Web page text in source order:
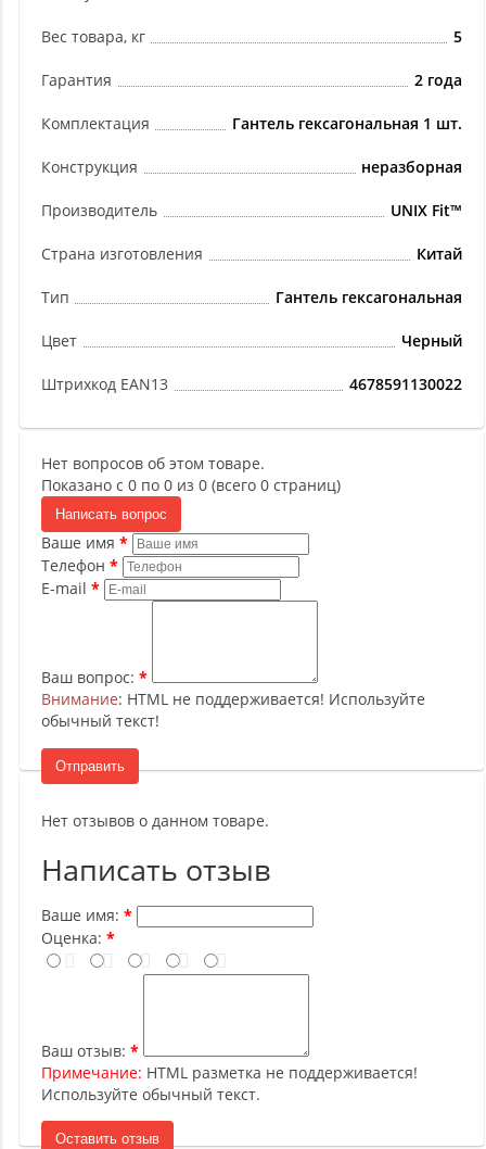
Вес товара, кг 5
Гарантия 2 года
Комплектация Гантель гексагональная 1 шт.
Конструкция неразборная
Производитель UNIX Fit™
Страна изготовления Китай
Тип Гантель гексагональная
Цвет Черный
Штрихкод EAN13 4678591130022
Нет вопросов об этом товаре.
Показано с 0 по 0 из 0 (всего 0 страниц)
Написать вопрос
Ваше имя
Телефон
E-mail
Ваш вопрос:
Внимание: HTML не поддерживается! Используйте
обычный текст!
Отправить
Нет отзывов о данном товаре.
Написать отзыв
Ваше имя:
Оценка:
Ваш отзыв:
Примечание: HTML разметка не поддерживается!
Используйте обычный текст.
Оставить отзыв